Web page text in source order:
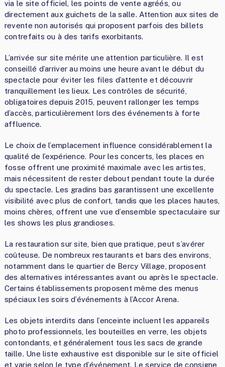
via le site officiel, les points de vente agréés, ou
directement aux guichets de la salle. Attention aux sites de
revente non autorisés qui proposent parfois des billets
contrefaits ou à des tarifs exorbitants.
L’arrivée sur site mérite une attention particulière. Il est
conseillé d’arriver au moins une heure avant le début du
spectacle pour éviter les files d’attente et découvrir
tranquillement les lieux. Les contrôles de sécurité,
obligatoires depuis 2015, peuvent rallonger les temps
d’accès, particulièrement lors des événements à forte
affluence.
Le choix de l’emplacement influence considérablement la
qualité de l’expérience. Pour les concerts, les places en
fosse offrent une proximité maximale avec les artistes,
mais nécessitent de rester debout pendant toute la durée
du spectacle. Les gradins bas garantissent une excellente
visibilité avec plus de confort, tandis que les places hautes,
moins chères, offrent une vue d’ensemble spectaculaire sur
les shows les plus grandioses.
La restauration sur site, bien que pratique, peut s’avérer
coûteuse. De nombreux restaurants et bars des environs,
notamment dans le quartier de Bercy Village, proposent
des alternatives intéressantes avant ou après le spectacle.
Certains établissements proposent même des menus
spéciaux les soirs d’événements à l’Accor Arena.
Les objets interdits dans l’enceinte incluent les appareils
photo professionnels, les bouteilles en verre, les objets
contondants, et généralement tous les sacs de grande
taille. Une liste exhaustive est disponible sur le site officiel
et varie selon le type d’événement. Le service de consigne